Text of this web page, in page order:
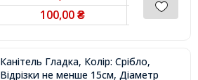
100,00 ₴
Канітель Гладка, Колір: Срібло,
Відрізки не менше 15см, Діаметр